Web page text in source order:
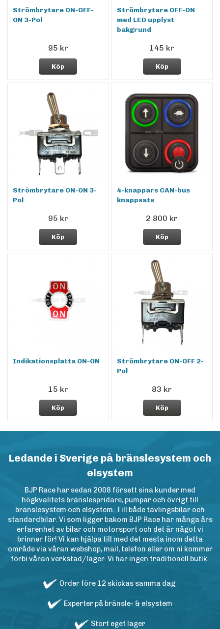
Strömbrytare ON-OFF-
ON 3-Pol
95 kr
Köp
Strömbrytare OFF-ON
med LED upplyst
bakgrund
145 kr
Köp
Strömbrytare ON-ON 3-
Pol
95 kr
Köp
4-knappars CAN-bus
knappsats
2 800 kr
Köp
Indikationsplatta ON-ON
15 kr
Köp
Strömbrytare ON-OFF 2-
Pol
83 kr
Köp
Ledande i Sverige på bränslesystem och
elsystem
BJP Race har sedan 2008 försett sina kunder med
högkvalitets bränslespridare, pumpar och övrigt till
bränslesystem och elsystem. Till både tävlingsbilar och
standardbilar. Vi som ligger bakom BJP Race har många års
erfarenhet av bilar och motorsport och det är något vi
brinner för! Vi kan hjälpa till med det mesta inom detta
område via våran webshop, mail, telefon eller om ni kommer
förbi våran verkstad/lager. Vi har ingen traditionell butik.
Order före 12 skickas samma dag
Experter på bränsle- & elsystem
Stort eget lager